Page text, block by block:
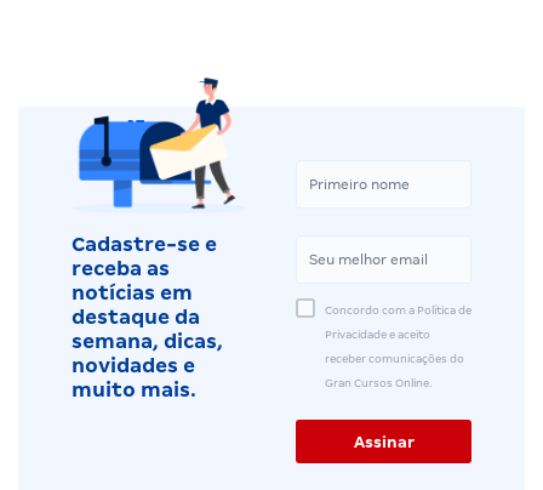
Cadastre-se e
receba as
notícias em
destaque da
semana, dicas,
novidades e
muito mais.
Concordo com a Política de
Privacidade e aceito
receber comunicações do
Gran Cursos Online.